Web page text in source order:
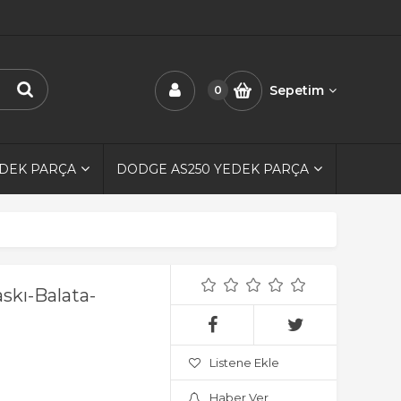
0 Sepetim
PARÇA DODGE AS250 YEDEK PARÇA
Balata-
Listene Ekle
Haber Ver